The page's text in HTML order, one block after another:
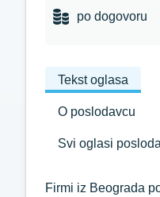
po dogovoru
Tekst oglasa
O poslodavcu
Svi oglasi
Firmi iz Beograda